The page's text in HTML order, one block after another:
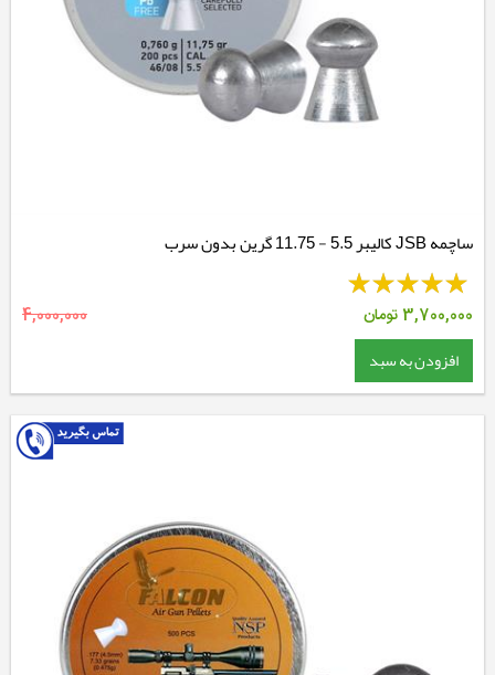
ساچمه JSB کالیبر 5.5 - 11.75 گرین بدون سرب
3,700,000تومان 4,000,000
افزودن به سبد